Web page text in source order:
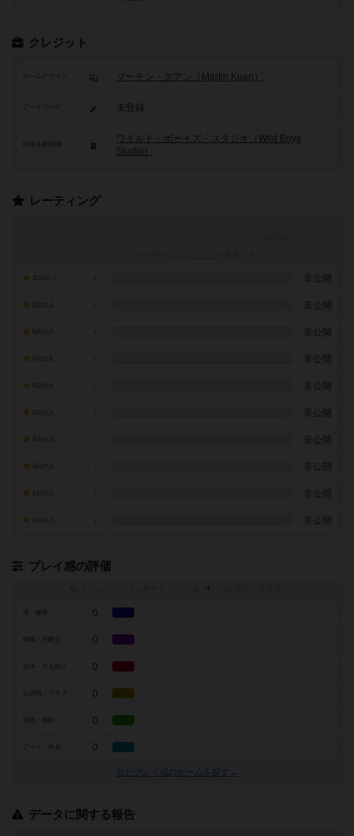
クレジット
ゲームデザイン マーチン・クアン（Martin Kuan）
アートワーク 未登録
ワイルド・ボーイズ・スタジオ（Wild Boys
Studio）
レーティング
- 非公開
9点の人 - 非公開
- 非公開
7点の人 - 非公開
- 非公開
- 非公開
- 非公開
- 非公開
- 非公開
- 非公開
プレイ感の評価
※
0
0
交渉・立ち回り 0
0
0
アート・外見 0
似たプレイ感のゲームを探す→
データに関する報告